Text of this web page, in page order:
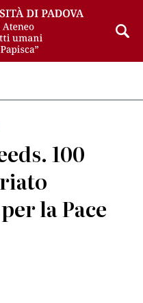
100
la Pace